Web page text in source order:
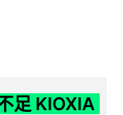
足 KIOXIA